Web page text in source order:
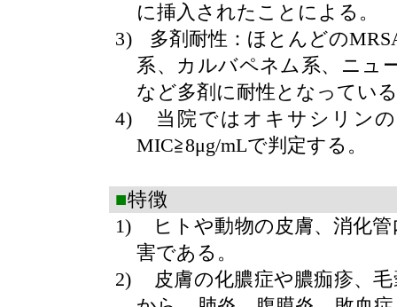
に挿入されたことによる。
3)
多剤耐性：ほとんどの
系、カルバペネム系、ニュ
など多剤に耐性となってい
4)
当院ではオキサシリンの
MIC≧8μg/mLで判定する。
■特徴
1)
ヒトや動物の皮膚、消化
害である。
2)
皮膚の化膿症や膿痂疹、